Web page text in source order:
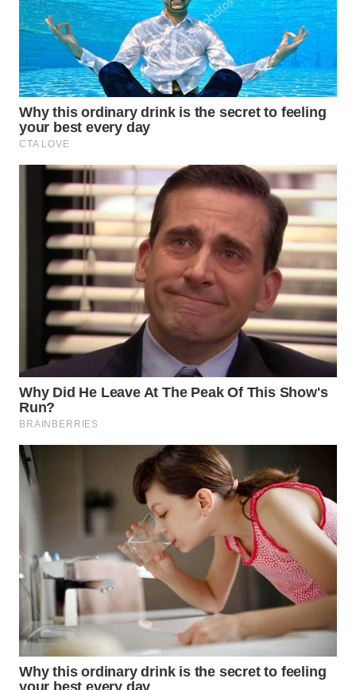
NIAS
WN
LANGKAT
WN
TAPANULI
SELATAN
WN
TANJUNG
LESUNG
WN
KARO
WN
SIMALUNGUN
WN
LABUHANBATU
TAPANULI
TENGAH
WN
TEBING
TINGGI
WN
PAKPAK